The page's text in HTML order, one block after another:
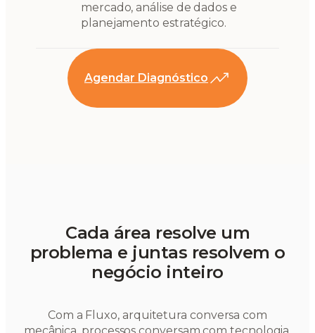
mercado, análise de dados e
planejamento estratégico.
Agendar Diagnóstico
Cada área resolve um
problema e juntas resolvem o
negócio inteiro
Com a Fluxo, arquitetura conversa com